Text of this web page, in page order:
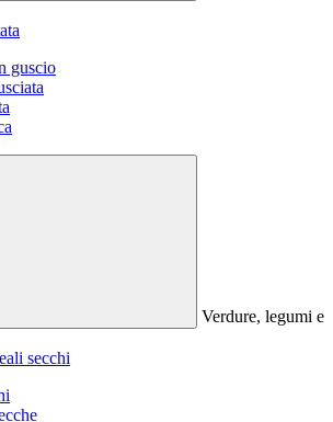
guscio
Verdure, legumi e
secchi